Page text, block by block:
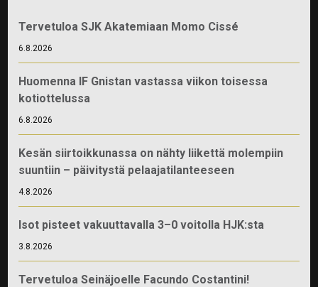
Tervetuloa SJK Akatemiaan Momo Cissé
6.8.2026
Huomenna IF Gnistan vastassa viikon toisessa
kotiottelussa
6.8.2026
Kesän siirtoikkunassa on nähty liikettä molempiin
suuntiin – päivitystä pelaajatilanteeseen
4.8.2026
Isot pisteet vakuuttavalla 3–0 voitolla HJK:sta
3.8.2026
Tervetuloa Seinäjoelle Facundo Costantini!